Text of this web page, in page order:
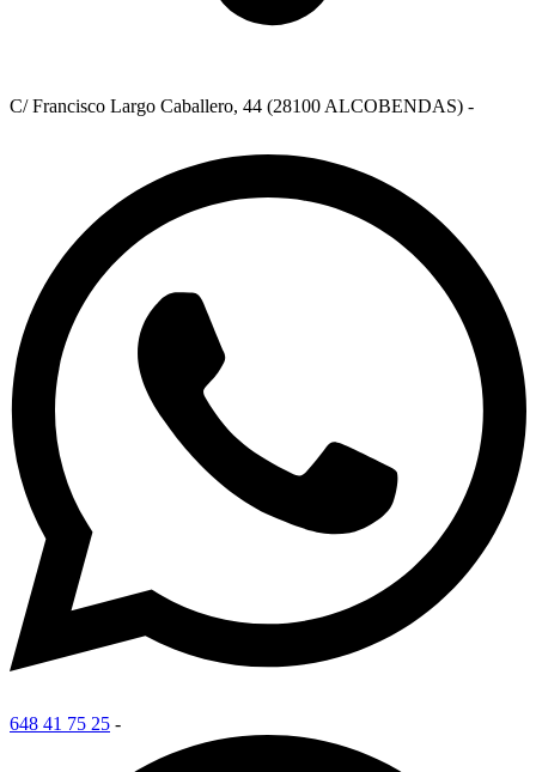
C/ Francisco Largo Caballero, 44 (28100 ALCOBENDAS) -
648 41 75 25 -